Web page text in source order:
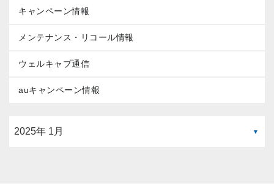
キャンペーン情報
メンテナンス・リコール情報
ウェルキャブ通信
auキャンペーン情報